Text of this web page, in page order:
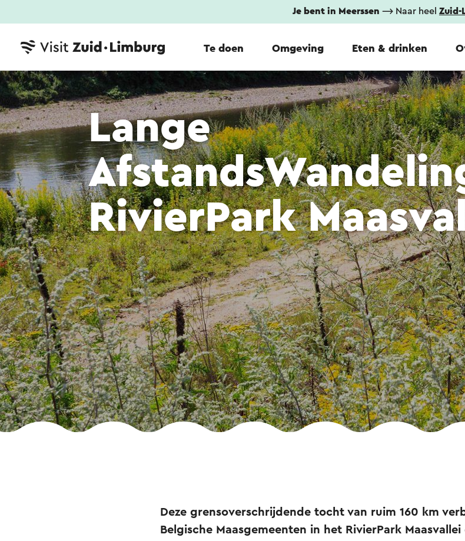
Je bent in Meerssen ⟶ Naar heel Zuid-
Te doen Omgeving Eten & drinken
Lange
RivierPark
Deze grensoverschrijdende tocht van ruim 160 km
Belgische Maasgemeenten in het RivierPark